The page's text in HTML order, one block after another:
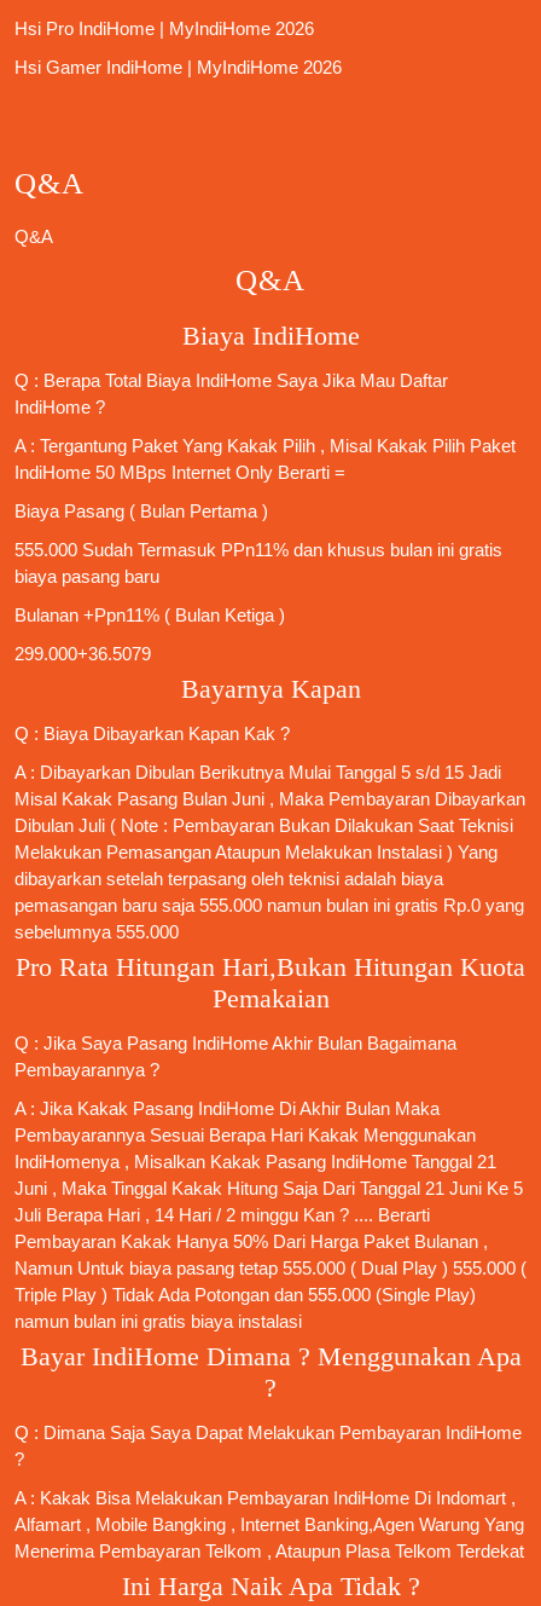
Hsi Pro IndiHome | MyIndiHome 2026
Hsi Gamer IndiHome | MyIndiHome 2026
Q&A
Q&A
Q&A
Biaya IndiHome
Q : Berapa Total Biaya IndiHome Saya Jika Mau Daftar
IndiHome ?
A : Tergantung Paket Yang Kakak Pilih , Misal Kakak Pilih Paket
IndiHome 50 MBps Internet Only Berarti =
Biaya Pasang ( Bulan Pertama )
555.000 Sudah Termasuk PPn11% dan khusus bulan ini gratis
biaya pasang baru
Bulanan +Ppn11% ( Bulan Ketiga )
299.000+36.5079
Bayarnya Kapan
Q : Biaya Dibayarkan Kapan Kak ?
A : Dibayarkan Dibulan Berikutnya Mulai Tanggal 5 s/d 15 Jadi
Misal Kakak Pasang Bulan Juni , Maka Pembayaran Dibayarkan
Dibulan Juli ( Note : Pembayaran Bukan Dilakukan Saat Teknisi
Melakukan Pemasangan Ataupun Melakukan Instalasi ) Yang
dibayarkan setelah terpasang oleh teknisi adalah biaya
pemasangan baru saja 555.000 namun bulan ini gratis Rp.0 yang
sebelumnya 555.000
Pro Rata Hitungan Hari,Bukan Hitungan Kuota
Pemakaian
Q : Jika Saya Pasang IndiHomeAkhir Bulan Bagaimana
Pembayarannya ?
A : Jika Kakak Pasang IndiHome Di Akhir Bulan Maka
Pembayarannya Sesuai Berapa Hari Kakak Menggunakan
IndiHomenya , Misalkan Kakak Pasang IndiHome Tanggal 21
Juni , Maka Tinggal Kakak Hitung Saja Dari Tanggal 21 Juni Ke 5
Juli Berapa Hari , 14 Hari / 2 minggu Kan ? .... Berarti
Pembayaran Kakak Hanya 50% Dari Harga Paket Bulanan ,
Namun Untuk biaya pasang tetap 555.000 ( Dual Play ) 555.000 (
Triple Play ) Tidak Ada Potongan dan 555.000 (Single Play)
namun bulan ini gratis biaya instalasi
Bayar IndiHome Dimana ? Menggunakan Apa
?
Q : Dimana Saja Saya Dapat Melakukan Pembayaran IndiHome
?
A : Kakak Bisa Melakukan Pembayaran IndiHome Di Indomart ,
Alfamart , Mobile Bangking , Internet Banking,Agen Warung Yang
Menerima Pembayaran Telkom , Ataupun Plasa Telkom Terdekat
Ini Harga Naik Apa Tidak ?